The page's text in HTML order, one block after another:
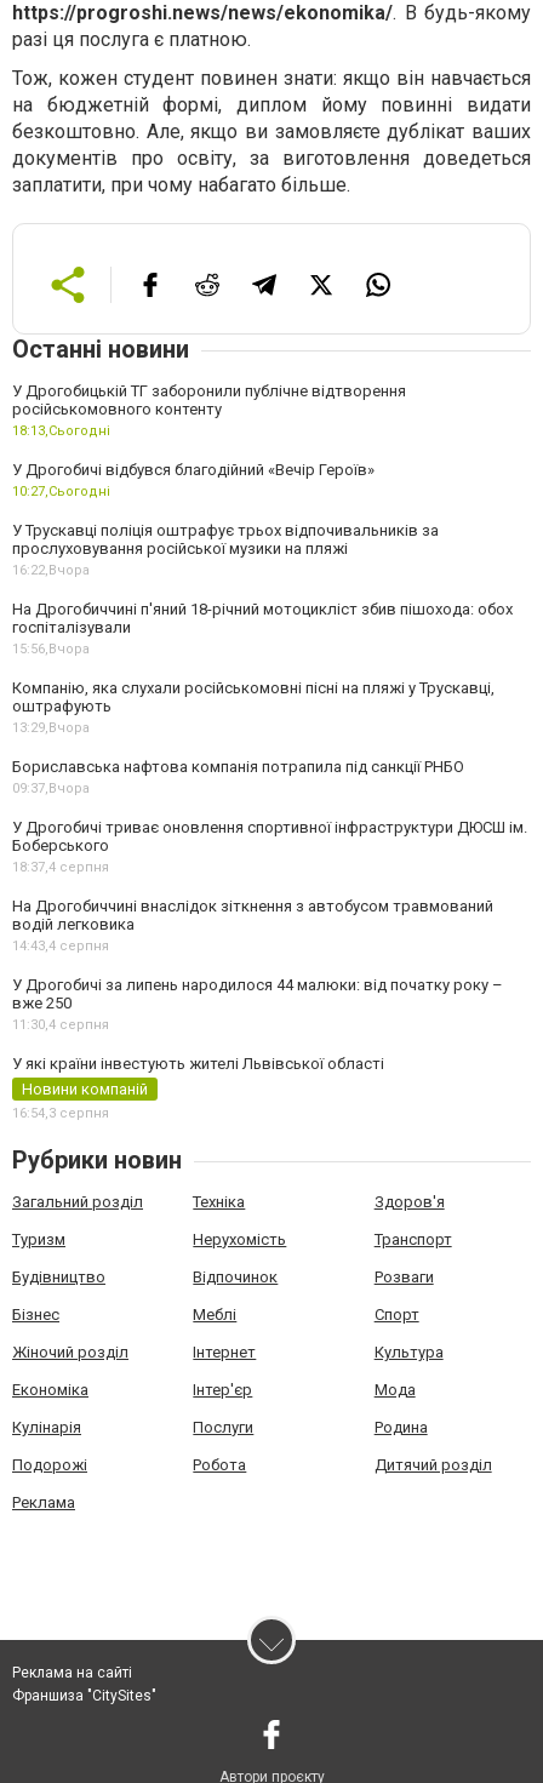
https://progroshi.news/news/ekonomika/. В будь-якому
разі ця послуга є платною.
Тож, кожен студент повинен знати: якщо він навчається
на бюджетній формі, диплом йому повинні видати
безкоштовно. Але, якщо ви замовляєте дублікат ваших
документів про освіту, за виготовлення доведеться
заплатити, при чому набагато більше.
Останні новини
У Дрогобицькій ТГ заборонили публічне відтворення
російськомовного контенту
18:13,Сьогодні
У Дрогобичі відбувся благодійний «Вечір Героїв»
10:27,Сьогодні
У Трускавці поліція оштрафує трьох відпочивальників за
прослуховування російської музики на пляжі
16:22, Вчора
На Дрогобиччині п'яний 18-річний мотоцикліст збив пішохода: обох
госпіталізували
15:56, Вчора
Компанію, яка слухали російськомовні пісні на пляжі у Трускавці,
оштрафують
13:29, Вчора
Бориславська нафтова компанія потрапила під санкції РНБО
09:37, Вчора
У Дрогобичі триває оновлення спортивної інфраструктури ДЮСШ ім.
Боберського
18:37,4 серпня
На Дрогобиччині внаслідок зіткнення з автобусом травмований
водій легковика
14:43,4 серпня
У Дрогобичі за липень народилося 44 малюки: від початку року –
вже 250
11:30,4 серпня
У які країни інвестують жителі Львівської області
Новини компаній
16:54,3 серпня
Рубрики новин
Загальний розділ Техніка Здоров'я
Туризм Нерухомість Транспорт
Будівництво Відпочинок Розваги
Бізнес Меблі Спорт
Жіночий розділ Інтернет Культура
Економіка Інтер'єр Мода
Кулінарія Послуги Родина
Подорожі Робота Дитячий розділ
Реклама
Реклама на сайті
Франшиза "CitySites"
Автори проєкту